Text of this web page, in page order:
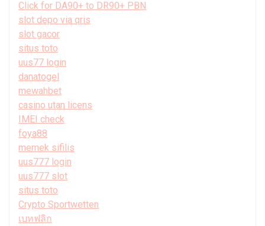
Click for DA90+ to DR90+ PBN
slot depo via qris
slot gacor
situs toto
uus77 login
danatogel
mewahbet
casino utan licens
IMEI check
foya88
memek sifilis
uus777 login
uus777 slot
situs toto
Crypto Sportwetten
เบทฟลิก